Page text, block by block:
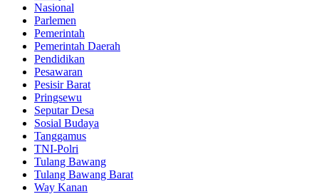
Nasional
Parlemen
Pemerintah
Pemerintah Daerah
Pendidikan
Pesawaran
Pesisir Barat
Pringsewu
Seputar Desa
Sosial Budaya
Tanggamus
TNI-Polri
Tulang Bawang
Tulang Bawang Barat
Way Kanan